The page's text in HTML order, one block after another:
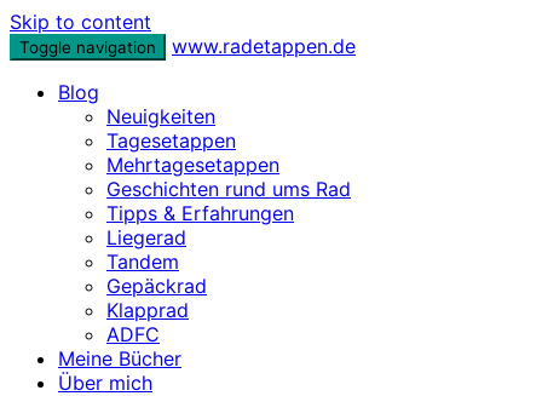
Skip to content
Toggle navigation
www.radetappen.de
Blog
Neuigkeiten
Tagesetappen
Mehrtagesetappen
Geschichten rund ums Rad
Tipps & Erfahrungen
Liegerad
Tandem
Gepäckrad
Klapprad
ADFC
Meine Bücher
Über mich